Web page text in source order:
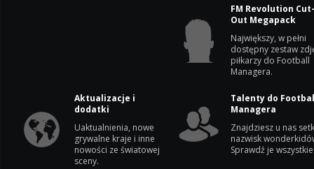
FM Revolution
Out Megapack
Największy, w pełni
dostępny zestaw
piłkarzy do Football
Managera.
Aktualizacje i
dodatki
Uaktualnienia, nowe
grywalne kraje i inne
nowości ze światowej
sceny.
Talenty do
Managera
Znajdziesz u nas
nazwisk
Sprawdź je